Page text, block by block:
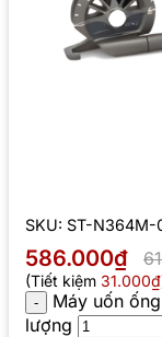
SKU: ST-N364M-
586.000₫
(Tiết kiệm 31.000₫
Máy uốn
lượng